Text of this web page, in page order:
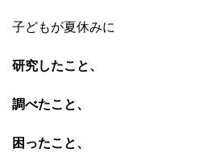
子どもが夏休みに
研究したこと、
調べたこと、
困ったこと、